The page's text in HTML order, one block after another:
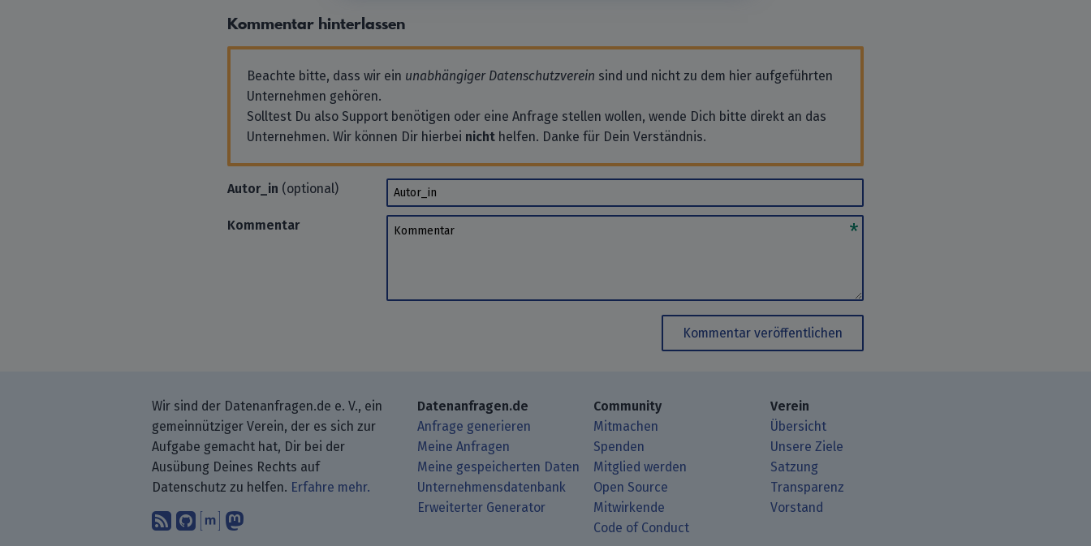
Kommentar hinterlassen
Beachte bitte, dass wir ein unabhängiger Datenschutzverein sind und nicht zu dem hier aufgeführten
Unternehmen gehören.
Solltest Du also Support benötigen oder eine Anfrage stellen wollen, wende Dich bitte direkt an das
Unternehmen. Wir können Dir hierbei nicht helfen. Danke für Dein Verständnis.
Autor_in (optional) Autor_in
Kommentar Kommentar
Kommentar veröffentlichen
Wir sind der Datenanfragen.de e. V., ein
gemeinnütziger Verein, der es sich zur
Aufgabe gemacht hat, Dir bei der
Ausübung Deines Rechts auf
Datenschutz zu helfen. Erfahre mehr.
Abonniere unsere Blogbeiträge mit Deinem RSS-Reader.
Finde uns bei GitHub.
Unterhalte Dich mit uns über Matrix.
Folge uns bei Mastodon.
Datenanfragen.de
Anfrage generieren
Meine Anfragen
Meine gespeicherten Daten
Unternehmensdatenbank
Erweiterter Generator
Community
Mitmachen
Spenden
Mitglied werden
Open Source
Mitwirkende
Code of Conduct
Verein
Übersicht
Unsere Ziele
Satzung
Transparenz
Vorstand